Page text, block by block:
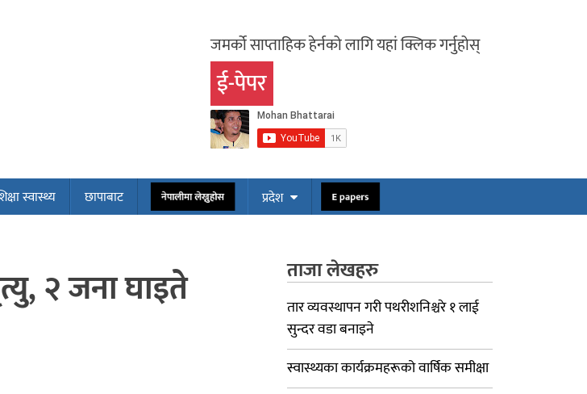
जमर्को साप्ताहिक हेर्नको लागि यहां क्लिक गर्नुहोस्
ई-पेपर
स्वास्थ्य छापाबाट नेपालीमा लेख्नुहोस प्रदेश E papers
२ जना घाइते ताजा लेखहरु
तार व्यवस्थापन गरी पथरीशनिश्चरे १ लाई
सुन्दर वडा बनाइने
स्वास्थ्यका कार्यक्रमहरूको वार्षिक समीक्षा